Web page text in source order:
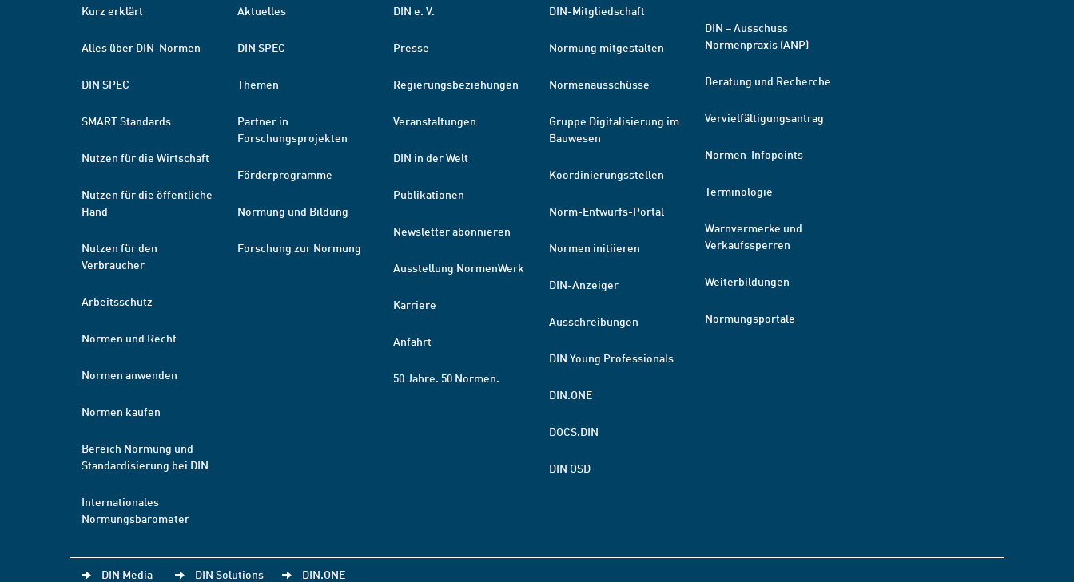
Kurz erklärt
Alles über DIN-Normen
DIN SPEC
SMART Standards
Nutzen für die Wirtschaft
Nutzen für die öffentliche
Hand
Nutzen für den
Verbraucher
Arbeitsschutz
Normen und Recht
Normen anwenden
Normen kaufen
Bereich Normung und
Standardisierung bei DIN
Internationales
Normungsbarometer
Aktuelles
DIN SPEC
Themen
Partner in
Forschungsprojekten
Förderprogramme
Normung und Bildung
Forschung zur Normung
DIN e. V.
Presse
Regierungsbeziehungen
Veranstaltungen
DIN in der Welt
Publikationen
Newsletter abonnieren
Ausstellung NormenWerk
Karriere
Anfahrt
50 Jahre. 50 Normen.
DIN-Mitgliedschaft
Normung mitgestalten
Normenausschüsse
Gruppe Digitalisierung im
Bauwesen
Koordinierungsstellen
Norm-Entwurfs-Portal
Normen initiieren
DIN-Anzeiger
Ausschreibungen
DIN Young Professionals
DIN.ONE
DOCS.DIN
DIN OSD
DIN – Ausschuss
Normenpraxis (ANP)
Beratung und Recherche
Vervielfältigungsantrag
Normen-Infopoints
Terminologie
Warnvermerke und
Verkaufssperren
Weiterbildungen
Normungsportale
DIN Media DIN Solutions DIN.ONE